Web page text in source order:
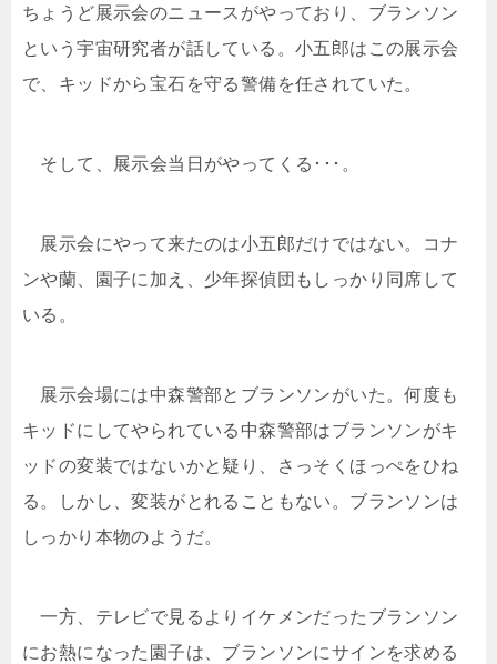
ちょうど展示会のニュースがやっており、ブランソン
という宇宙研究者が話している。小五郎はこの展示会
で、キッドから宝石を守る警備を任されていた。
そして、展示会当日がやってくる･･･。
展示会にやって来たのは小五郎だけではない。コナ
ンや蘭、園子に加え、少年探偵団もしっかり同席して
いる。
展示会場には中森警部とブランソンがいた。何度も
キッドにしてやられている中森警部はブランソンがキ
ッドの変装ではないかと疑り、さっそくほっぺをひね
る。しかし、変装がとれることもない。ブランソンは
しっかり本物のようだ。
一方、テレビで見るよりイケメンだったブランソン
にお熱になった園子は、ブランソンにサインを求める